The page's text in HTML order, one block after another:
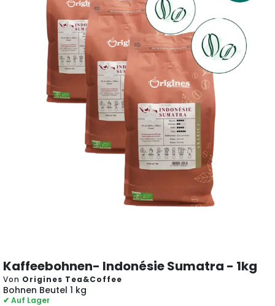
Kaffeebohnen- Indonésie Sumatra - 1kg
Von Origines Tea&Coffee
Bohnen Beutel 1 kg
✔ Auf Lager